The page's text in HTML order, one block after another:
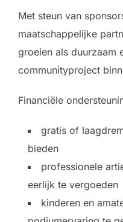
Met steun van
maatschappelijke
groeien als duurzaam
communityproject
Financiële
gratis of
bieden
professionele
eerlijk te vergoeden
kinderen en